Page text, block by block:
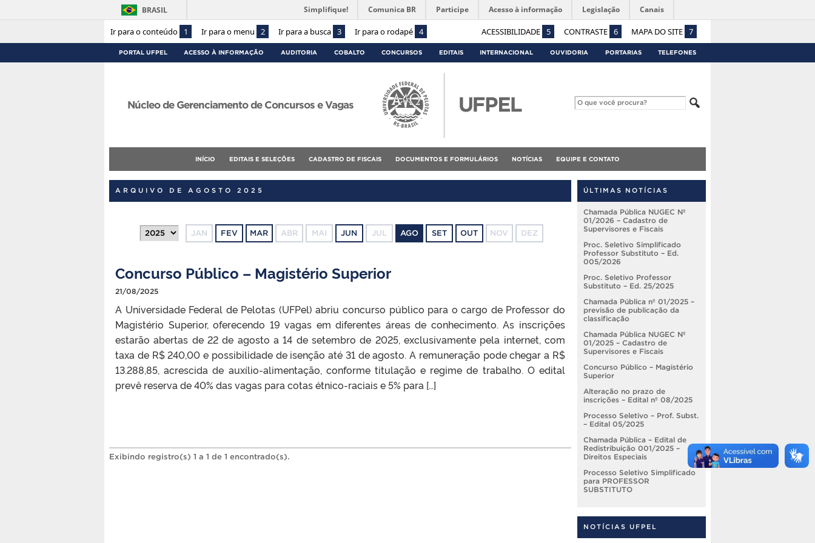
Ir para o conteúdo 1 Ir para o menu 2 Ir para a busca 3 Ir para o rodapé 4 ACESSIBILIDADE 5 CONTRASTE 6 MAPA DO SITE 7
BRASIL Simplifique! Comunica BR Participe Acesso à informação Legislação Canais
PORTAL UFPEL ACESSO À INFORMAÇÃO AUDITORIA COBALTO CONCURSOS EDITAIS INTERNACIONAL OUVIDORIA PORTARIAS TELEFONES
Núcleo de Gerenciamento de Concursos e Vagas
INÍCIO EDITAIS E SELEÇÕES CADASTRO DE FISCAIS DOCUMENTOS E FORMULÁRIOS NOTÍCIAS EQUIPE E CONTATO
ARQUIVO DE AGOSTO 2025
JAN FEV MAR ABR MAI JUN JUL AGO SET OUT NOV DEZ
Concurso Público – Magistério Superior
21/08/2025
A Universidade Federal de Pelotas (UFPel) abriu concurso público para o cargo de Professor do
Magistério Superior, oferecendo 19 vagas em diferentes áreas de conhecimento. As inscrições
estarão abertas de 22 de agosto a 14 de setembro de 2025, exclusivamente pela internet, com
taxa de R$ 240,00 e possibilidade de isenção até 31 de agosto. A remuneração pode chegar a R$
13.288,85, acrescida de auxílio-alimentação, conforme titulação e regime de trabalho. O edital
prevê reserva de 40% das vagas para cotas étnico-raciais e 5% para […]
Exibindo registro(s) 1 a 1 de 1 encontrado(s).
ÚLTIMAS NOTÍCIAS
Chamada Pública NUGEC Nº
01/2026 – Cadastro de
Supervisores e Fiscais
Proc. Seletivo Simplificado
Professor Substituto – Ed.
005/2026
Proc. Seletivo Professor
Substituto – Ed. 25/2025
Chamada Pública nº 01/2025 –
previsão de publicação da
classificação
Chamada Pública NUGEC Nº
01/2025 – Cadastro de
Supervisores e Fiscais
Concurso Público – Magistério
Superior
Alteração no prazo de
inscrições – Edital nº 08/2025
Processo Seletivo – Prof. Subst.
– Edital 05/2025
Chamada Pública – Edital de
Redistribuição 001/2025 –
Direitos Especiais
Processo Seletivo Simplificado
para PROFESSOR
SUBSTITUTO
NOTÍCIAS UFPEL